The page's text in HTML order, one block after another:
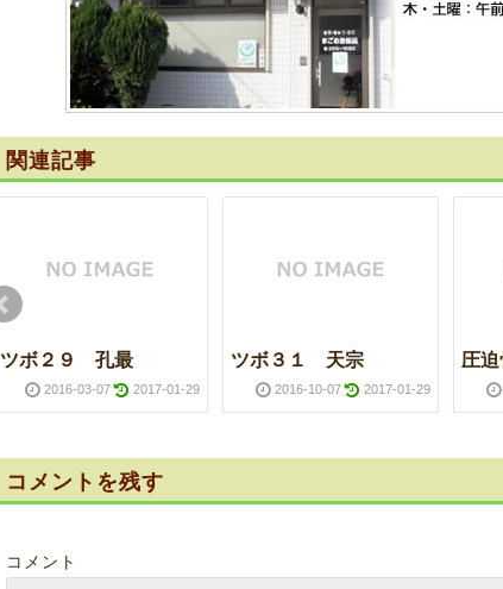
関連記事
ツボ２９ 孔最
2016-03-07 2017-01-29
ツボ３１ 天宗
2016-10-07 2017-01-29
圧
コメントを残す
コメント